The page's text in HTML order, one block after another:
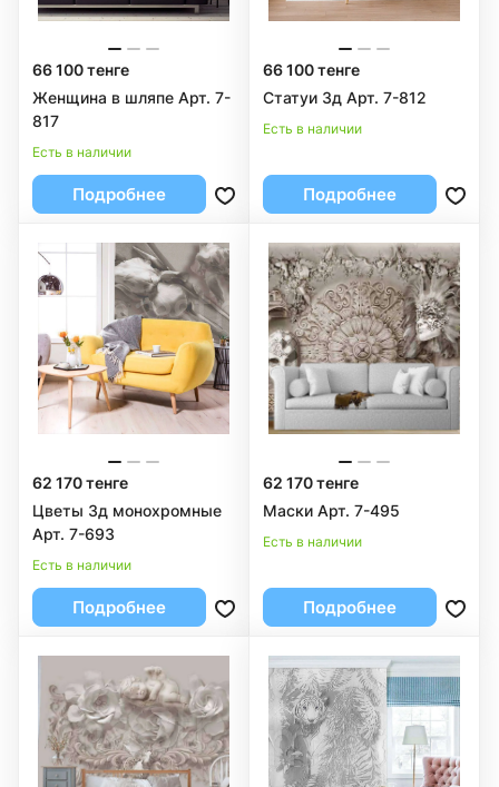
66 100 тенге
Женщина в шляпе Арт. 7-
817
Есть в наличии
Подробнее
66 100 тенге
Статуи 3д Арт. 7-812
Есть в наличии
Подробнее
62 170 тенге
Цветы 3д монохромные
Арт. 7-693
Есть в наличии
Подробнее
62 170 тенге
Маски Арт. 7-495
Есть в наличии
Подробнее